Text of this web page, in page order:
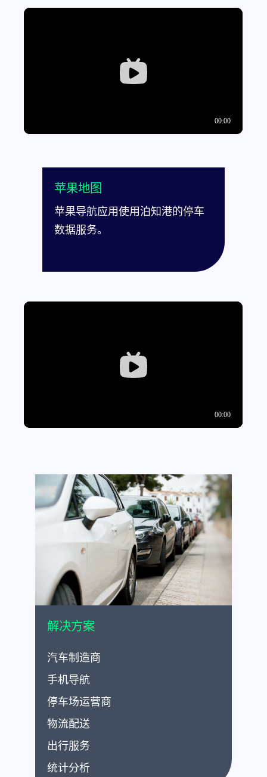
苹果地图
苹果导航应用使用泊知港的停车
数据服务。
解决方案
汽车制造商
手机导航
停车场运营商
物流配送
出行服务
统计分析